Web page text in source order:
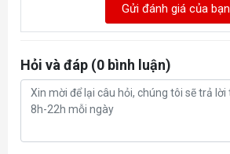
Gửi đánh giá của bạn
Hỏi và đáp (0 bình luận)